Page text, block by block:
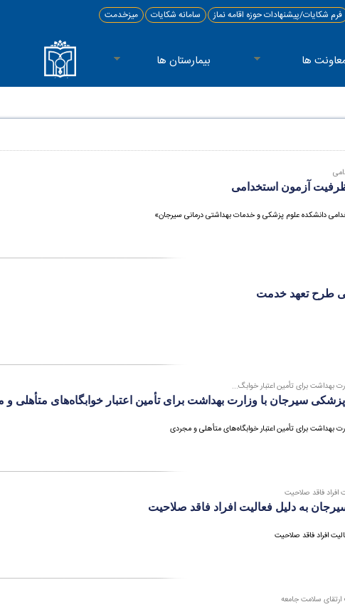
فرم شکایات/پیشنهادات حوزه اقامه نماز سامانه شکایات میزخدمت
ها بیمارستان ها
ظرفیت آزمون استخدامی
دانشکده علوم پزشکی و خدمات بهداشتی درمانی سیرجان»
طرح تعهد خدمت
بهداشت برای تأمین اعتبار خوابگ...
سیرجان با وزارت بهداشت برای تأمین اعتبار خوابگاه‌های متأهلی و
بهداشت برای تأمین اعتبار خوابگاه‌های متأهلی و مجردی
فاقد صلاحیت
به دلیل فعالیت افراد فاقد صلاحیت
افراد فاقد صلاحیت
سلامت جامعه